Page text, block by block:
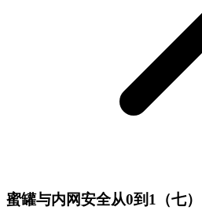
蜜罐与内网安全从0到1（七）